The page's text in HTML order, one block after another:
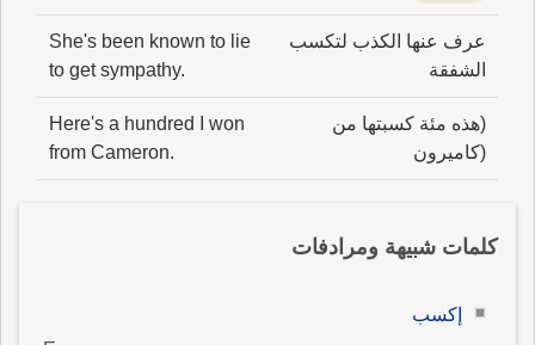
عرف عنها الكذب لتكسب
الشفقة
She's been known to lie
to get sympathy.
(هذه مئة كسبتها من
(كاميرون
Here's a hundred I won
from Cameron.
كلمات شبيهة ومرادفات
إكسب